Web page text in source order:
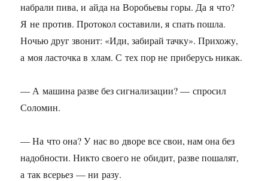
набрали пива, и айда на Воробьевы горы. Да я что?
Я не против. Протокол составили, я спать пошла.
Ночью друг звонит: «Иди, забирай тачку». Прихожу,
а моя ласточка в хлам. С тех пор не приберусь никак.
— А машина разве без сигнализации? — спросил
Соломин.
— На что она? У нас во дворе все свои, нам она без
надобности. Никто своего не обидит, разве пошалят,
а так всерьез — ни разу.